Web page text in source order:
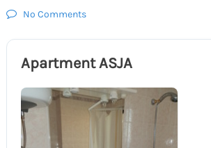
No Comments
Apartment ASJA